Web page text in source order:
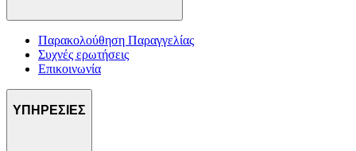
Παρακολούθηση Παραγγελίας
Συχνές ερωτήσεις
Επικοινωνία
ΥΠΗΡΕΣΙΕΣ